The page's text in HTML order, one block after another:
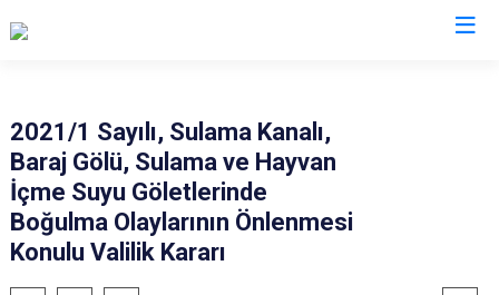
Ahmetli
Akhisar
Alaşehir
Salihli
Sarıgöl
2021/1 Sayılı, Sulama Kanalı,
Baraj Gölü, Sulama ve Hayvan
İçme Suyu Göletlerinde
Boğulma Olaylarının Önlenmesi
Konulu Valilik Kararı